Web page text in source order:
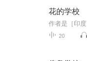
花的学校
20